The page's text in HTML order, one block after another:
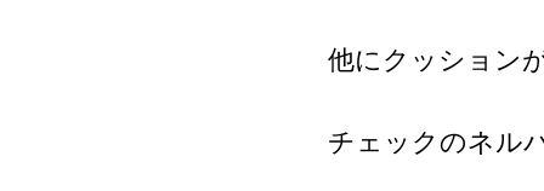
他にクッション
チェックのネル